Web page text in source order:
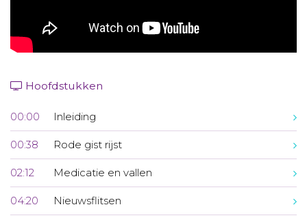
Hoofdstukken
00:00 Inleiding
00:38 Rode gist rijst
02:12 Medicatie en vallen
04:20 Nieuwsflitsen